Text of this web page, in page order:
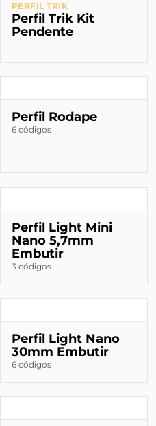
PERFIL TRIK
Perfil Trik Kit
Pendente
Perfil Rodape
6 códigos
Perfil Light Mini
Nano 5,7mm
Embutir
3 códigos
Perfil Light Nano
30mm Embutir
6 códigos